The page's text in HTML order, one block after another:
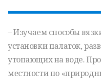
– Изучаем способы
установки палаток,
утопающих на воде.
местности по